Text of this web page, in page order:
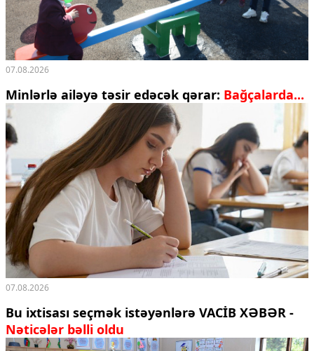
07.08.2026
Minlərlə ailəyə təsir edəcək qərar: Bağçalarda...
07.08.2026
Bu ixtisası seçmək istəyənlərə VACİB XƏBƏR -
Nəticələr bəlli oldu